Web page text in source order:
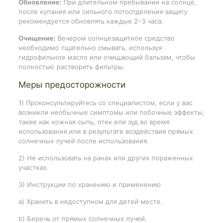
Обновление: При длительном пребывании на солнце,
после купания или сильного потоотделения защиту
рекомендуется обновлять каждые 2–3 часа.
Очищение: Вечером солнцезащитное средство
необходимо тщательно смывать, используя
гидрофильное масло или очищающий бальзам, чтобы
полностью растворить фильтры.
Меры предосторожности
1) Проконсультируйтесь со специалистом, если у вас
возникли необычные симптомы или побочные эффекты,
такие как кожная сыпь, отек или зуд во время
использования или в результате воздействия прямых
солнечных лучей после использования.
2) Не использовать на ранах или других пораженных
участках.
3) Инструкции по хранению и применению
a) Хранить в недоступном для детей месте.
b) Беречь от прямых солнечных лучей.